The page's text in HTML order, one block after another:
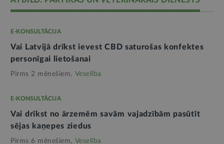
E-KONSULTĀCIJA
Vai Latvijā drīkst ievest CBD saturošas konfektes
personīgai lietošanai
Pirms 2 mēnešiem, Veselība
E-KONSULTĀCIJA
Vai drīkst no ārzemēm savām vajadzībām pasūtīt
sējas kaņepes ziedus
Pirms 6 mēnešiem, Veselība